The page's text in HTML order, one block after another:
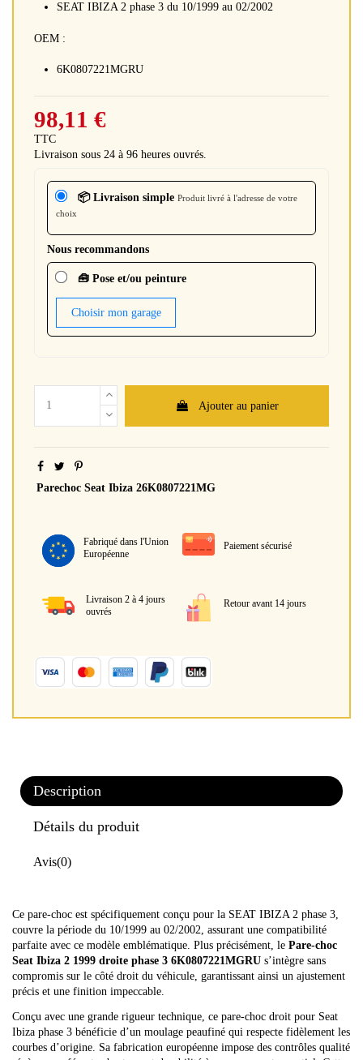
SEAT IBIZA 2 phase 3 du 10/1999 au 02/2002
OEM :
6K0807221MGRU
98,11 €
TTC
Livraison sous 24 à 96 heures ouvrés.
📦 Livraison simple Produit livré à l'adresse de votre
choix
Nous recommandons
🧰 Pose et/ou peinture
Choisir mon garage
Ajouter au panier
Parechoc Seat Ibiza 26K0807221MG
Fabriqué dans l'Union
Européenne
Paiement sécurisé
Livraison 2 à 4 jours
ouvrés
Retour avant 14 jours
Description
Détails du produit
Avis(0)
Ce pare-choc est spécifiquement conçu pour la SEAT IBIZA 2 phase 3,
couvre la période du 10/1999 au 02/2002, assurant une compatibilité
parfaite avec ce modèle emblématique. Plus précisément, le Pare-choc
Seat Ibiza 2 1999 droite phase 3 6K0807221MGRU s’intègre sans
compromis sur le côté droit du véhicule, garantissant ainsi un ajustement
précis et une finition impeccable.
Conçu avec une grande rigueur technique, ce pare-choc droit pour Seat
Ibiza phase 3 bénéficie d’un moulage peaufiné qui respecte fidèlement les
courbes d’origine. Sa fabrication européenne impose des contrôles qualité